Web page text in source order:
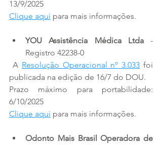
13/9/2025
Clique aqui para mais informações.
YOU Assistência Médica Ltda -
Registro 42238-0
A Resolução Operacional nº 3.033 foi
publicada na edição de 16/7 do DOU.
Prazo máximo para portabilidade:
6/10/2025
Clique aqui para mais informações.
Odonto Mais Brasil Operadora de